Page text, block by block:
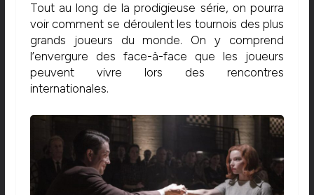
Tout au long de la prodigieuse série, on pourra
voir comment se déroulent les tournois des plus
grands joueurs du monde. On y comprend
l’envergure des face-à-face que les joueurs
peuvent vivre lors des rencontres
internationales.